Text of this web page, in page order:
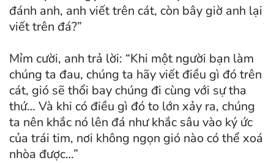
đánh anh, anh viết trên cát, còn bây giờ anh lại
viết trên đá?”
Mỉm cười, anh trả lời: “Khi một người bạn làm
chúng ta đau, chúng ta hãy viết điều gì đó trên
cát, gió sẽ thổi bay chúng đi cùng với sự tha
thứ… Và khi có điều gì đó to lớn xảy ra, chúng
ta nên khắc nó lên đá như khắc sâu vào ký ức
của trái tim, nơi không ngọn gió nào có thể xoá
nhòa được…”